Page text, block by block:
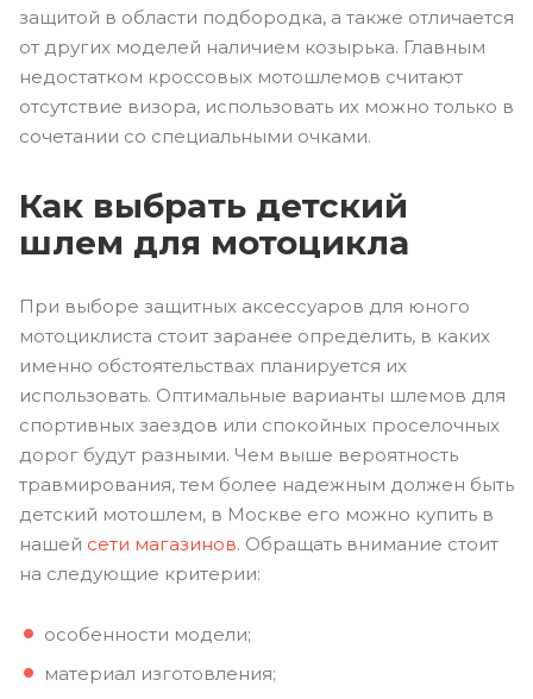
защитой в области подбородка, а также отличается
от других моделей наличием козырька. Главным
недостатком кроссовых мотошлемов считают
отсутствие визора, использовать их можно только в
сочетании со специальными очками.
Как выбрать детский
шлем для мотоцикла
При выборе защитных аксессуаров для юного
мотоциклиста стоит заранее определить, в каких
именно обстоятельствах планируется их
использовать. Оптимальные варианты шлемов для
спортивных заездов или спокойных проселочных
дорог будут разными. Чем выше вероятность
травмирования, тем более надежным должен быть
детский мотошлем, в Москве его можно купить в
нашей сети магазинов. Обращать внимание стоит
на следующие критерии:
особенности модели;
материал изготовления;